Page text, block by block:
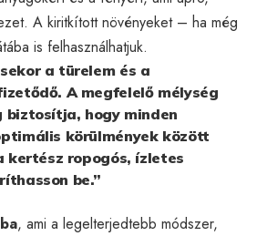
A kiritkított növényeket – ha még
is felhasználhatjuk.
a türelem és a
A megfelelő mélység
biztosítja, hogy minden
körülmények között
kertész ropogós, ízletes
be.”
, ami a legelterjedtebb módszer,